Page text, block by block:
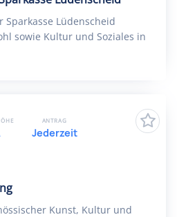
Lüdenscheid
sowie Kultur und Soziales in
Kunst, Kultur und
ANTRAG
Jederzeit